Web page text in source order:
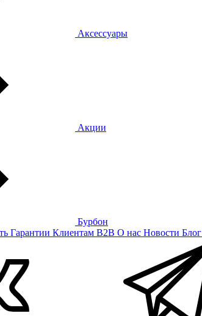
Аксессуары
Акции
Бурбон
Гарантии Клиентам B2B О нас Новости Блог